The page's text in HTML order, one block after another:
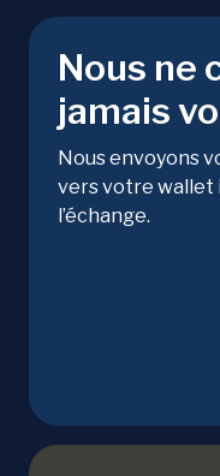
Nous ne
jamais
Nous envoyons
vers votre wallet
l’échange.